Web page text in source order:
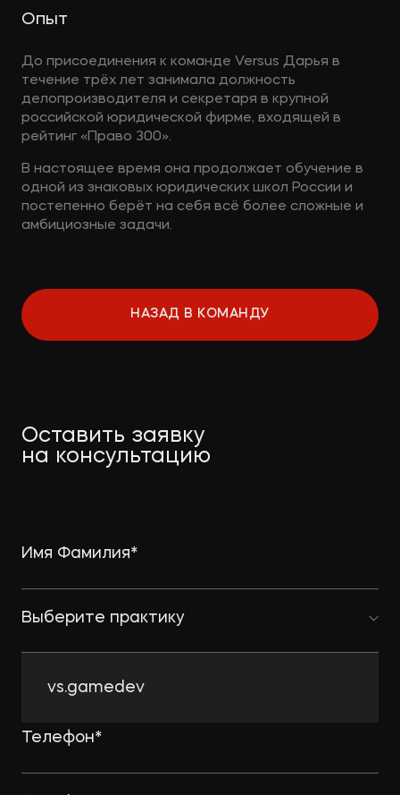
Опыт
До присоединения к команде Versus Дарья в
течение трёх лет занимала должность
делопроизводителя и секретаря в крупной
российской юридической фирме, входящей в
рейтинг «Право 300».
В настоящее время она продолжает обучение в
одной из знаковых юридических школ России и
постепенно берёт на себя всё более сложные и
амбициозные задачи.
НАЗАД В КОМАНДУ
Оставить заявку
на консультацию
Выберите практику
vs.gamedev